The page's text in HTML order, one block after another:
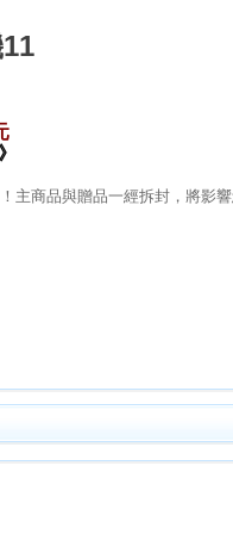
主商品與贈品一經拆封，將影